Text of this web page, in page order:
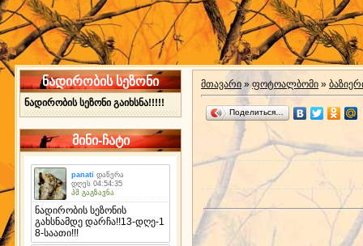
ნადირობის სეზონი
ნადირობის სეზონი გაიხსნა!!!!!
მინი-ჩატი
მთავარი » ფოტოალბომი »
Поделиться…